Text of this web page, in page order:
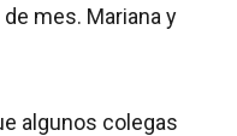
mes. Mariana y
algunos colegas